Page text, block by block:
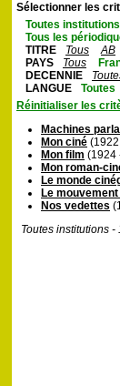
Sélectionner les
Toutes institutions
Tous les
TITRE
Tous AB
PAYS
Tous
DECENNIE
LANGUE
Toutes
Réinitialiser les
Machines
Mon ciné
Mon film (1924
Mon roman-
Le monde
Le
Nos vedettes
Toutes institutions